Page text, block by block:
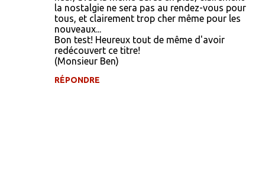
la nostalgie ne sera pas au rendez-vous pour
tous, et clairement trop cher même pour les
nouveaux...
Bon test! Heureux tout de même d'avoir
redécouvert ce titre!
(Monsieur Ben)
RÉPONDRE